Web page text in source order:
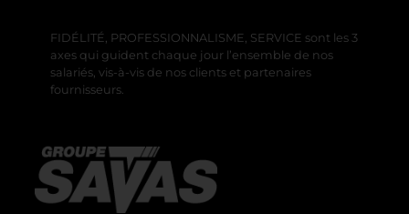
FIDÉLITÉ, PROFESSIONNALISME, SERVICE sont les 3
axes qui guident chaque jour l’ensemble de nos
salariés, vis-à-vis de nos clients et partenaires
fournisseurs.